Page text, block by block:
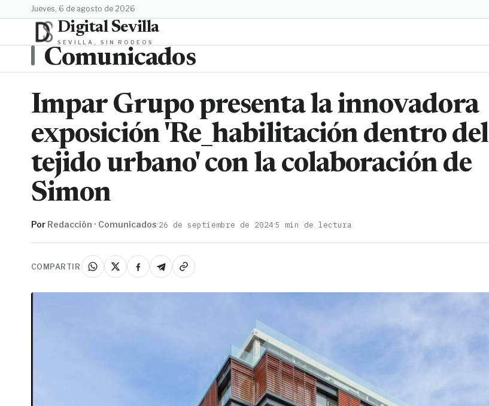
jueves, 6 de agosto de 2026
Digital Sevilla
SEVILLA, SIN RODEOS
Comunicados
Impar Grupo presenta la innovadora
exposición 'Re_habilitación dentro del
tejido urbano' con la colaboración de
Simon
Por Redacción · Comunicados·26 de septiembre de 2024·5 min de lectura
COMPARTIR